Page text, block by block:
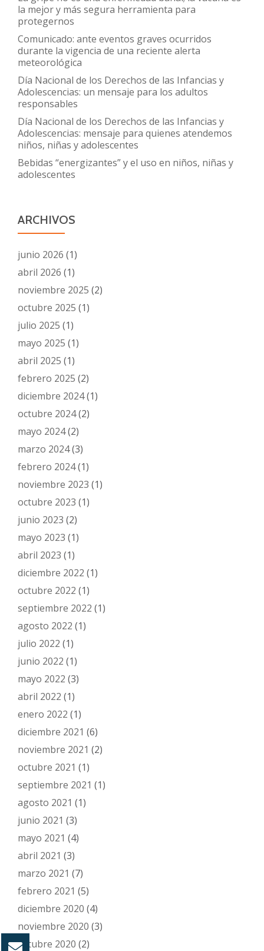
la mejor y más segura herramienta para
protegernos
Comunicado: ante eventos graves ocurridos
durante la vigencia de una reciente alerta
meteorológica
Día Nacional de los Derechos de las Infancias y
Adolescencias: un mensaje para los adultos
responsables
Día Nacional de los Derechos de las Infancias y
Adolescencias: mensaje para quienes atendemos
niños, niñas y adolescentes
Bebidas “energizantes” y el uso en niños, niñas y
adolescentes
ARCHIVOS
junio 2026 (1)
abril 2026 (1)
noviembre 2025 (2)
octubre 2025 (1)
julio 2025 (1)
mayo 2025 (1)
abril 2025 (1)
febrero 2025 (2)
diciembre 2024(1)
octubre 2024(2)
mayo 2024(2)
marzo 2024(3)
febrero 2024(1)
noviembre 2023 (1)
octubre 2023 (1)
junio 2023 (2)
mayo 2023 (1)
abril 2023 (1)
diciembre 2022 (1)
octubre 2022 (1)
septiembre 2022 (1)
agosto 2022 (1)
julio 2022 (1)
junio 2022 (1)
mayo 2022 (3)
abril 2022 (1)
enero 2022 (1)
diciembre 2021 (6)
noviembre 2021 (2)
octubre 2021 (1)
septiembre 2021 (1)
agosto 2021 (1)
junio 2021 (3)
mayo 2021 (4)
abril 2021 (3)
marzo 2021 (7)
febrero 2021 (5)
diciembre 2020 (4)
noviembre 2020 (3)
octubre 2020 (2)